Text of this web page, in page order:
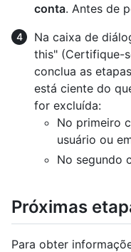
conta. Antes de
Na caixa de
this" (Certifique-
conclua as
está ciente do
for excluída:
No primeiro
usuário ou
No segundo
Próximas
Para obter